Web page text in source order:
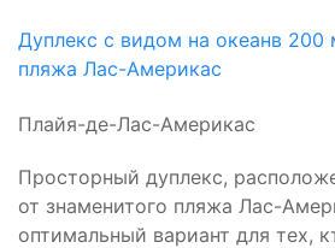
Дуплекс с видом на океанв 200
пляжа Лас-Америкас
Плайя-де-Лас-Америкас
Просторный дуплекс,
от знаменитого пляжа Лас-
оптимальный вариант для тех,